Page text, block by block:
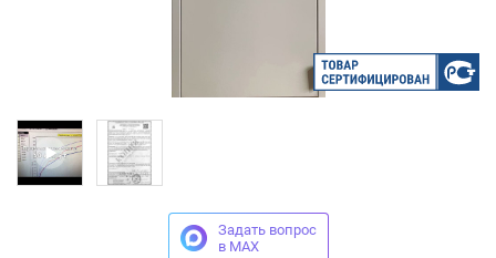
c 9:00 до 21:00
ПОИСК:
ПРЕМИАЛЬНЫЕ ДВЕРИ, pdf (2,8 МБ)
Задать вопрос
в MAX